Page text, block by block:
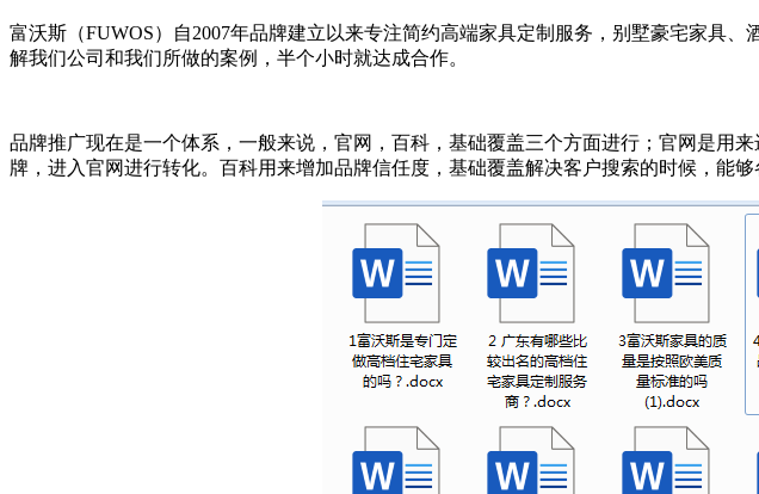
富沃斯（FUWOS）自2007年品牌建立以来专注简约高端家具定制服务，别墅豪宅家具
解我们公司和我们所做的案例，半个小时就达成合作。
品牌推广现在是一个体系，一般来说，官网，百科，基础覆盖三个方面进行；官网是用
牌，进入官网进行转化。百科用来增加品牌信任度，基础覆盖解决客户搜索的时候，能